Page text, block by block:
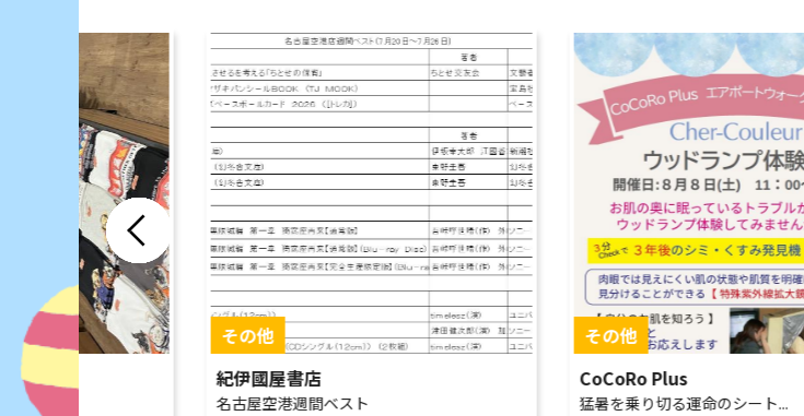
紀伊國屋書店
名古屋空港週間ベスト
CoCoRo Plus
猛暑を乗り切る運命のシート...